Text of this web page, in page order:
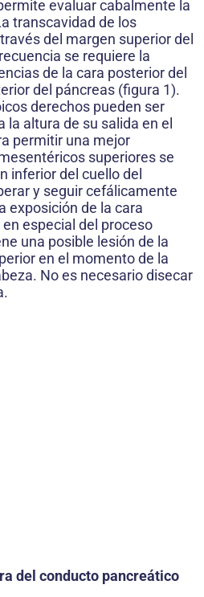
evaluar cabalmente la
transcavidad de los
del margen superior del
se requiere la
de la cara posterior del
del páncreas (figura 1).
derechos pueden ser
la altura de su salida en el
permitir una mejor
superiores se
inferior del cuello del
y seguir cefálicamente
exposición de la cara
especial del proceso
una posible lesión de la
en el momento de la
No es necesario disecar
del conducto pancreático